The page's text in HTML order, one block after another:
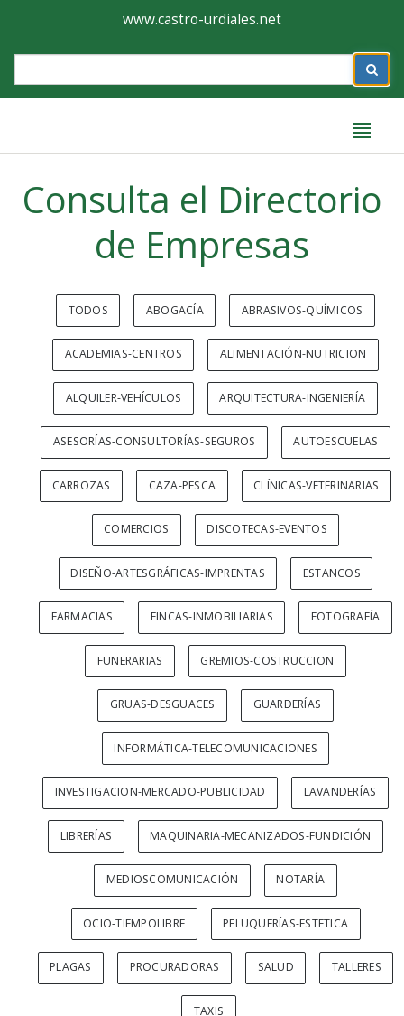
Ayuntamiento
de
Castro-
www.castro-urdiales.net
Consulta el Directorio
de Empresas
TODOS ABOGACÍA ABRASIVOS-QUÍMICOS
ACADEMIAS-CENTROS ALIMENTACIÓN-NUTRICION
ALQUILER-VEHÍCULOS ARQUITECTURA-INGENIERÍA
ASESORÍAS-CONSULTORÍAS-SEGUROS AUTOESCUELAS
CARROZAS CAZA-PESCA CLÍNICAS-VETERINARIAS
COMERCIOS DISCOTECAS-EVENTOS
DISEÑO-ARTESGRÁFICAS-IMPRENTAS ESTANCOS
FARMACIAS FINCAS-INMOBILIARIAS FOTOGRAFÍA
FUNERARIAS GREMIOS-COSTRUCCION
GRUAS-DESGUACES GUARDERÍAS
INFORMÁTICA-TELECOMUNICACIONES
INVESTIGACION-MERCADO-PUBLICIDAD LAVANDERÍAS
LIBRERÍAS MAQUINARIA-MECANIZADOS-FUNDICIÓN
MEDIOSCOMUNICACIÓN NOTARÍA
OCIO-TIEMPOLIBRE PELUQUERÍAS-ESTETICA
PLAGAS PROCURADORAS SALUD TALLERES
TAXIS